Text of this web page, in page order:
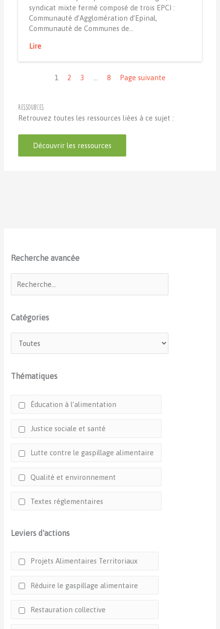
syndicat mixte fermé composé de trois EPCI :
Communauté d’Agglomération d’Epinal,
Communauté de Communes de…
Lire
1
2 3 8 Page suivante
Ressources
Retrouvez toutes les ressources liées à ce sujet :
Découvrir les ressources
Recherche avancée
Catégories
Thématiques
Éducation à l’alimentation
Justice sociale et santé
Lutte contre le gaspillage alimentaire
Qualité et environnement
Textes réglementaires
Leviers d'actions
Projets Alimentaires Territoriaux
Réduire le gaspillage alimentaire
Restauration collective